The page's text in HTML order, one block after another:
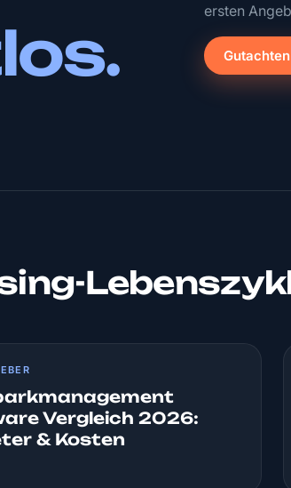
ersten
Vergleich 2026:
& Kosten